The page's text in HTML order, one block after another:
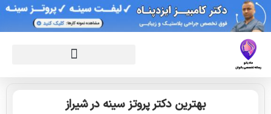
بهترین دکتر پروتز سینه در شیراز